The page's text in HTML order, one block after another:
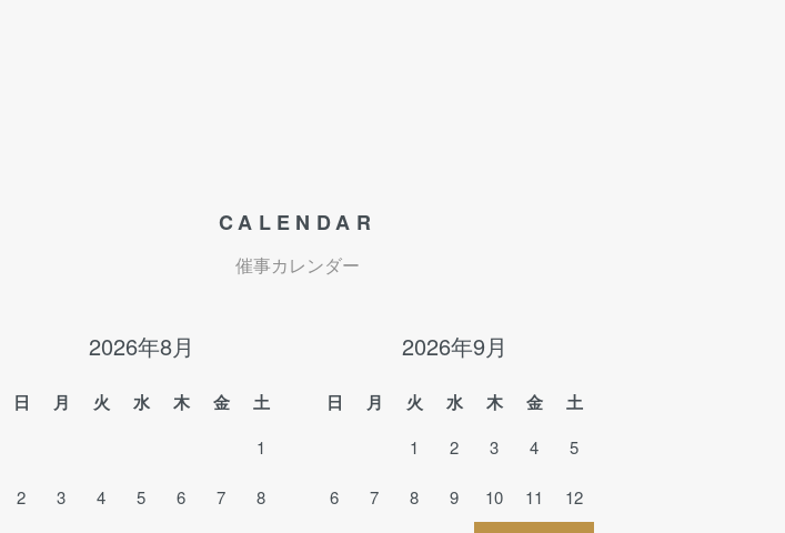
CALENDAR
催事カレンダー
2026年8月
日 月 火 水 木 金 土
1
2 3 4 5 6 7 8
2026年9月
日 月 火 水 木 金 土
1 2 3 4 5
6 7 8 9 10 11 12